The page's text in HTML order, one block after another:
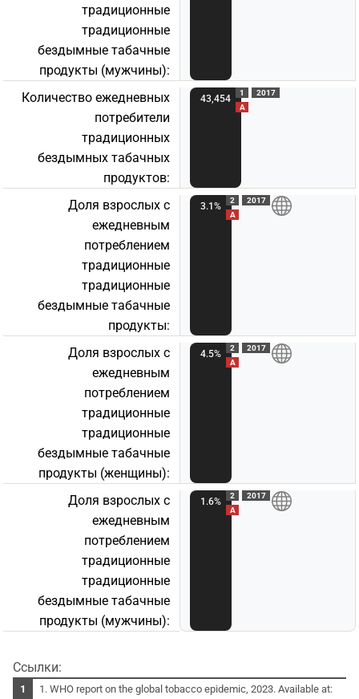
традиционные
традиционные
бездымные табачные
продукты (мужчины):
Количество ежедневных
потребители
традиционных
бездымных табачных
продуктов:
43,454
1
A
2017
Доля взрослых с
ежедневным
потреблением
традиционные
традиционные
бездымные табачные
продукты:
3.1%
2
A
2017
Доля взрослых с
ежедневным
потреблением
традиционные
традиционные
бездымные табачные
продукты (женщины):
4.5%
2
A
2017
Доля взрослых с
ежедневным
потреблением
традиционные
традиционные
бездымные табачные
продукты (мужчины):
1.6%
2
A
2017
Ссылки:
1. WHO report on the global tobacco epidemic, 2023. Available at: